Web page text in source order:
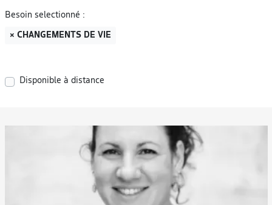
Besoin selectionné :
× CHANGEMENTS DE VIE
Disponible à distance